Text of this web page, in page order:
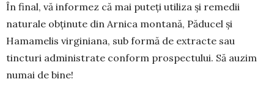
În final, vă informez că mai puteți utiliza și re­medii
naturale obținute din Arnica montană, Pă­ducel și
Hamamelis virginiana, sub formă de ex­trac­te sau
tincturi administrate conform prospec­tului. Să auzim
numai de bine!